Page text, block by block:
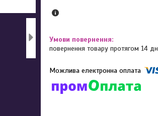
повернення товару протягом 14